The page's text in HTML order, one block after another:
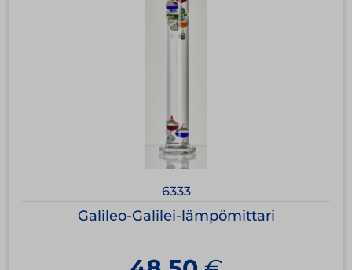
6333
Galileo-Galilei-lämpömittari